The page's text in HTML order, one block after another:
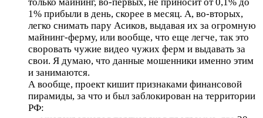
1% прибыли в день, скорее в месяц. А, во-вторых,
легко снимать пару Асиков, выдавая их за огромную
майнинг-ферму, или вообще, что еще легче, так это
своровать чужие видео чужих ферм и выдавать за
свои. Я думаю, что данные мошенники именно этим
и занимаются.
А вообще, проект кишит признаками финансовой
пирамиды, за что и был заблокирован на территории
РФ: